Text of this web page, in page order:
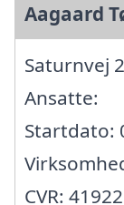
Aagaard
Saturnvej
Ansatte:
Startdato:
CVR: